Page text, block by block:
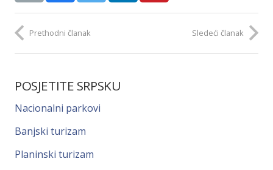
Prethodni članak Sledeći članak
POSJETITE SRPSKU
Nacionalni parkovi
Banjski turizam
Planinski turizam